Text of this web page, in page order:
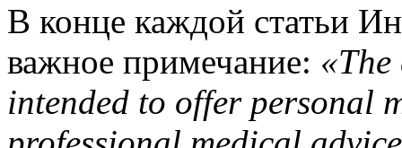
В конце каждой статьи
важное примечание:
intended to offer personal